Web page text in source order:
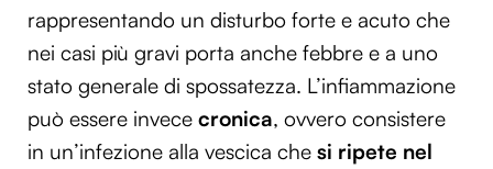
rappresentando un disturbo forte e acuto che
nei casi più gravi porta anche febbre e a uno
stato generale di spossatezza. L’infiammazione
può essere invece cronica, ovvero consistere
in un’infezione alla vescica che si ripete nel